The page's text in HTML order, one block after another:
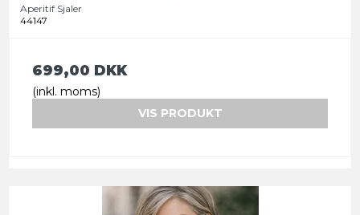
Aperitif Sjaler
44147
699,00 DKK
(inkl. moms)
VIS PRODUKT